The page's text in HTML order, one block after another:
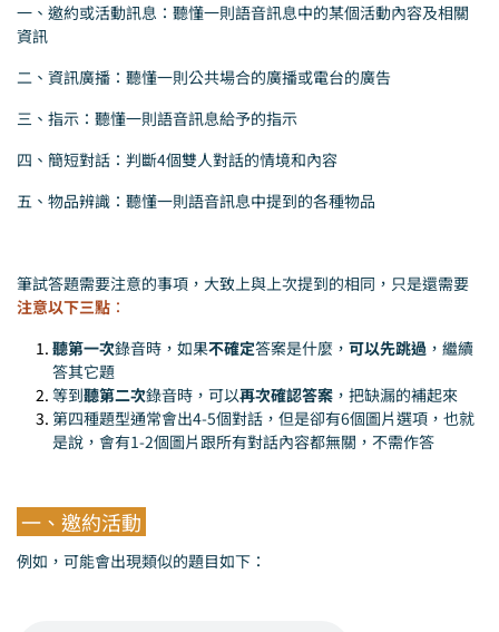
一、邀約或活動訊息：聽懂一則語音訊息中的某個活動內容及相關
資訊
二、資訊廣播：聽懂一則公共場合的廣播或電台的廣告
三、指示：聽懂一則語音訊息給予的指示
四、簡短對話：判斷4個雙人對話的情境和內容
五、物品辨識：聽懂一則語音訊息中提到的各種物品
筆試答題需要注意的事項，大致上與上次提到的相同，只是還需要
注意以下三點 ：
聽第一次錄音時，如果不確定答案是什麼， 可以先跳過 ，繼續
答其它題
等到聽第二次錄音時，可以再次確認答案 ，把缺漏的補起來
第四種題型通常會出4-5個對話，但是卻有6個圖片選項，也就
是說，會有1-2個圖片跟所有對話內容都無關，不需作答
一、邀約活動
例如，可能會出現類似的題目如下：